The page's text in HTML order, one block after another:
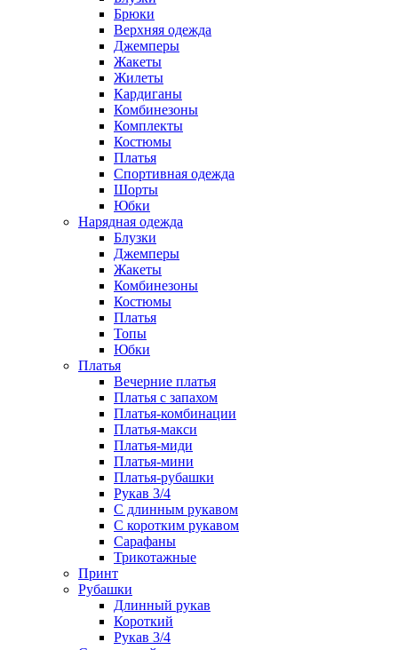
Брюки
Верхняя одежда
Джемперы
Жакеты
Жилеты
Кардиганы
Комбинезоны
Комплекты
Костюмы
Платья
Спортивная одежда
Шорты
Юбки
Нарядная одежда
Блузки
Джемперы
Жакеты
Комбинезоны
Костюмы
Платья
Топы
Юбки
Платья
Вечерние платья
Платья с запахом
Платья-комбинации
Платья-макси
Платья-миди
Платья-мини
Платья-рубашки
Рукав 3/4
С длинным рукавом
С коротким рукавом
Сарафаны
Трикотажные
Принт
Рубашки
Длинный рукав
Короткий
Рукав 3/4